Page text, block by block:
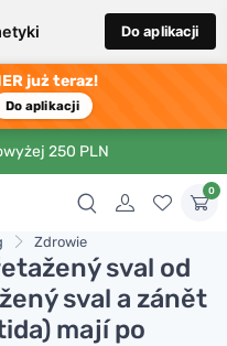
Do aplikacji
już teraz!
Do aplikacji
250 PLN
0
Zdrowie
sval od
sval a zánět
mají po